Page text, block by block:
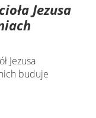
Jezusa
Jezusa
buduje